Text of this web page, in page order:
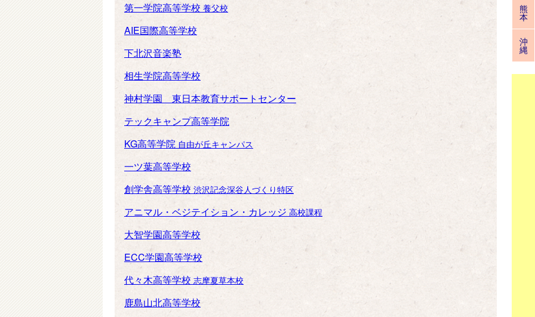
第一学院高等学校 養父校
AIE国際高等学校
下北沢音楽塾
相生学院高等学校
神村学園 東日本教育サポートセンター
テックキャンプ高等学院
KG高等学院 自由が丘キャンパス
一ツ葉高等学校
創学舎高等学校 渋沢記念深谷人づくり特区
アニマル・ベジテイション・カレッジ 高校課程
大智学園高等学校
ECC学園高等学校
代々木高等学校 志摩夏草本校
鹿島山北高等学校
熊
本
沖
縄